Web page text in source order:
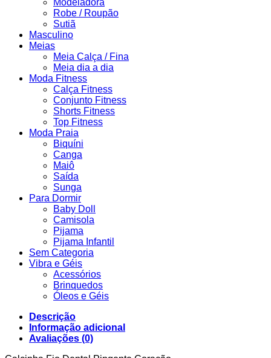
Modeladora
Robe / Roupão
Sutiã
Masculino
Meias
Meia Calça / Fina
Meia dia a dia
Moda Fitness
Calça Fitness
Conjunto Fitness
Shorts Fitness
Top Fitness
Moda Praia
Biquíni
Canga
Maiô
Saída
Sunga
Para Dormir
Baby Doll
Camisola
Pijama
Pijama Infantil
Sem Categoria
Vibra e Géis
Acessórios
Brinquedos
Óleos e Géis
Descrição
Informação adicional
Avaliações (0)